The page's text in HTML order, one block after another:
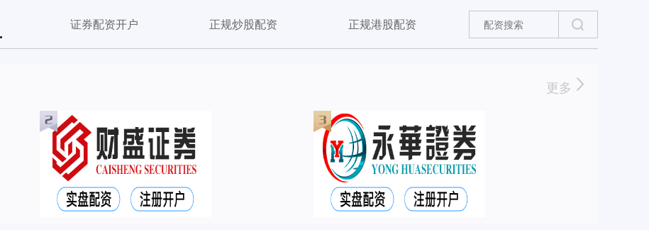
证券配资开户 正规炒股配资 正规港股配资
更多